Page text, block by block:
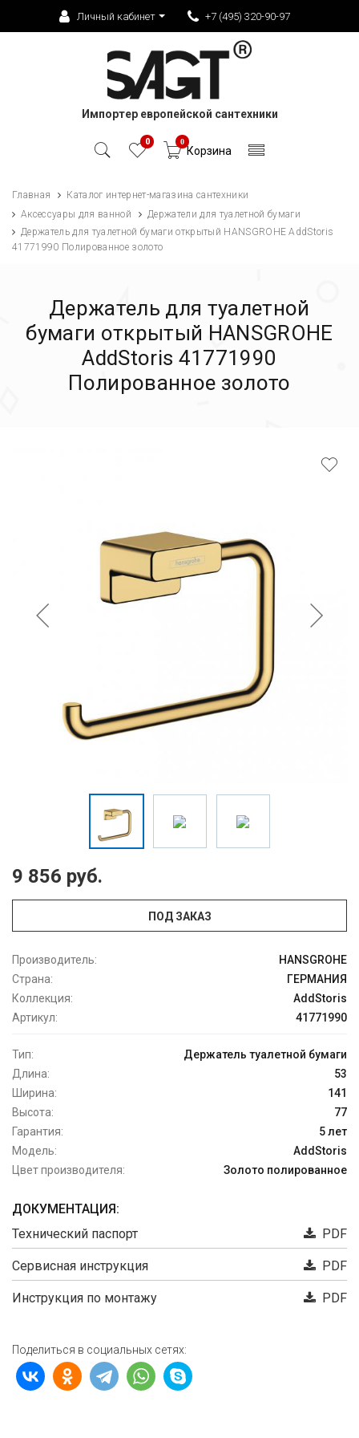
Личный кабинет +7 (495) 320-90-97
Импортер европейской сантехники
0 0
Корзина
Главная
Каталог интернет-магазина сантехники
Аксессуары для ванной
Держатели для туалетной бумаги
Держатель для туалетной бумаги открытый HANSGROHE AddStoris
41771990 Полированное золото
Держатель для туалетной
бумаги открытый HANSGROHE
AddStoris 41771990
Полированное золото
9 856 руб.
ПОД ЗАКАЗ
Производитель:
HANSGROHE
Страна:
ГЕРМАНИЯ
Коллекция:
AddStoris
Артикул:
41771990
Тип:
Держатель туалетной бумаги
Длина:
53
Ширина:
141
Высота:
77
Гарантия:
5 лет
Модель:
AddStoris
Цвет производителя:
Золото полированное
ДОКУМЕНТАЦИЯ:
Технический паспорт
PDF
Сервисная инструкция PDF
Инструкция по монтажу PDF
Поделиться в социальных сетях: